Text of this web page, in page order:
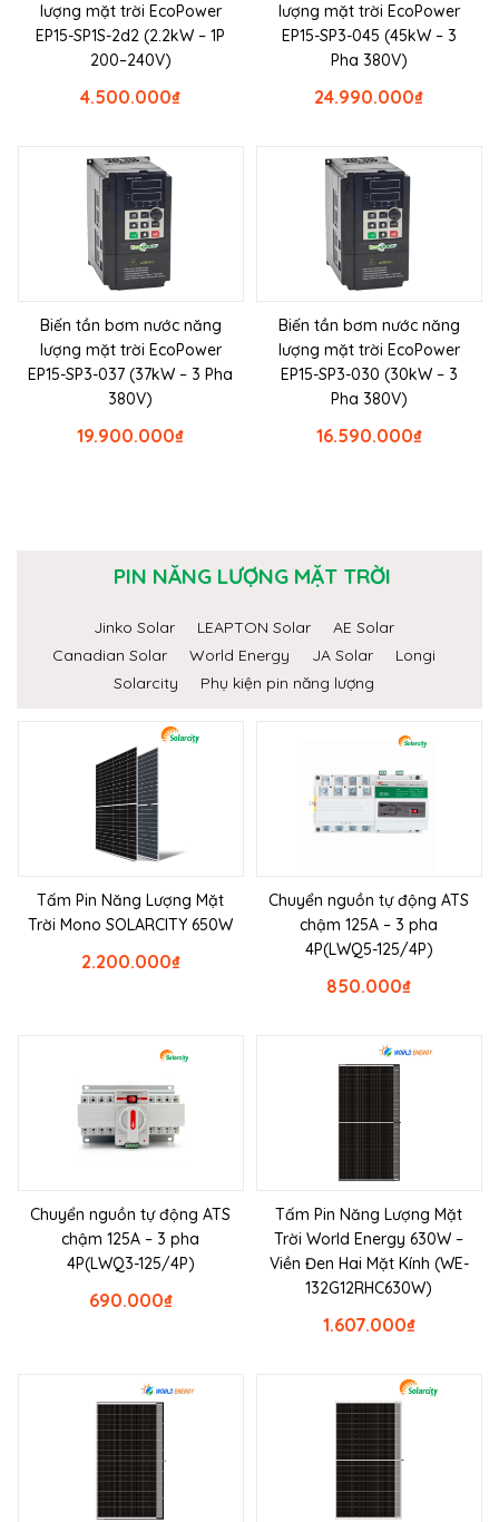
lượng mặt trời EcoPower
EP15-SP1S-2d2 (2.2kW – 1P
200–240V)
₫
4.500.000
lượng mặt trời EcoPower
EP15-SP3-045 (45kW – 3
Pha 380V)
₫
24.990.000
Biến tần bơm nước năng
lượng mặt trời EcoPower
EP15-SP3-037 (37kW – 3 Pha
380V)
₫
19.900.000
Biến tần bơm nước năng
lượng mặt trời EcoPower
EP15-SP3-030 (30kW – 3
Pha 380V)
₫
16.590.000
PIN NĂNG LƯỢNG MẶT TRỜI
Jinko Solar LEAPTON Solar
AE Solar
Canadian Solar
World Energy JA Solar
Longi
Solarcity
Phụ kiện pin năng lượng
Tấm Pin Năng Lượng Mặt
Trời Mono SOLARCITY 650W
₫
2.200.000
Chuyển nguồn tự động ATS
chậm 125A – 3 pha
4P(LWQ5-125/4P)
₫
850.000
Chuyển nguồn tự động ATS
chậm 125A – 3 pha
4P(LWQ3-125/4P)
₫
690.000
Tấm Pin Năng Lượng Mặt
Trời World Energy 630W –
Viền Đen Hai Mặt Kính (WE-
132G12RHC630W)
₫
1.607.000